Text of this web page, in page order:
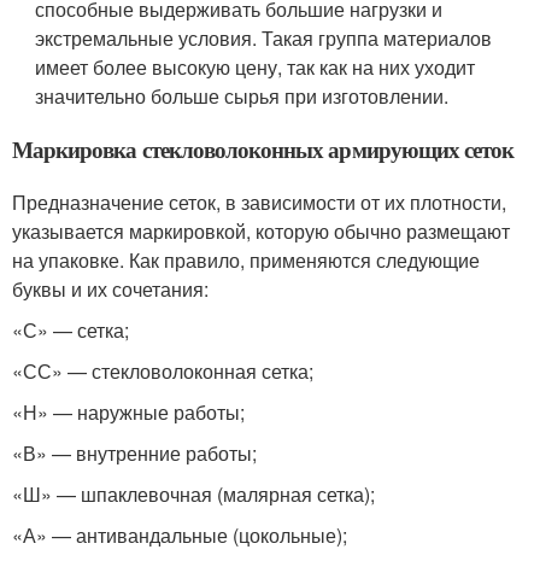
способные выдерживать большие нагрузки и
экстремальные условия. Такая группа материалов
имеет более высокую цену, так как на них уходит
значительно больше сырья при изготовлении.
Маркировка стекловолоконных армирующих сеток
Предназначение сеток, в зависимости от их плотности,
указывается маркировкой, которую обычно размещают
на упаковке. Как правило, применяются следующие
буквы и их сочетания:
«С» — сетка;
«СС» — стекловолоконная сетка;
«Н» — наружные работы;
«В» — внутренние работы;
«Ш» — шпаклевочная (малярная сетка);
«А» — антивандальные (цокольные);